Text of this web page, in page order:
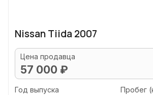
Nissan Tiida 2007
Цена продавца
57 000 ₽
Год выпуска Пробег